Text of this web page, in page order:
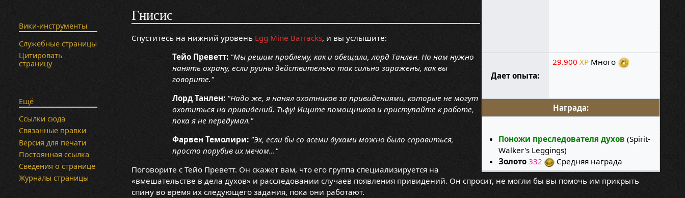
Дает опыта:
29.900 XP Много
Награда:
Поножи преследователя духов (Spirit-
Walker's Leggings)
Золото 332 Средняя награда
Гнисис
Спуститесь на нижний уровень Egg Mine Barracks, и вы услышите:
Тейо Преветт: "Мы решим проблему, как и обещали, лорд Танлен. Но нам нужно
нанять охрану, если руины действительно так сильно заражены, как вы
говорите."
Лорд Танлен: "Надо же, я нанял охотников за привидениями, которые не могут
охотиться на привидений. Тьфу! Ищите помощников и приступайте к работе,
пока я не передумал."
Фарвен Темолири: "Эх, если бы со всеми духами можно было справиться,
просто порубив их мечом..."
Поговорите с Тейо Преветт. Он скажет вам, что его группа специализируется на
«вмешательстве в дела духов» и расследовании случаев появления привидений. Он спросит, не могли бы вы помочь им прикрыть
спину во время их следующего задания, пока они работают.
Вики-инструменты
Служебные страницы
Цитировать
страницу
Ещё
Ссылки сюда
Связанные правки
Версия для печати
Постоянная ссылка
Сведения о странице
Журналы страницы